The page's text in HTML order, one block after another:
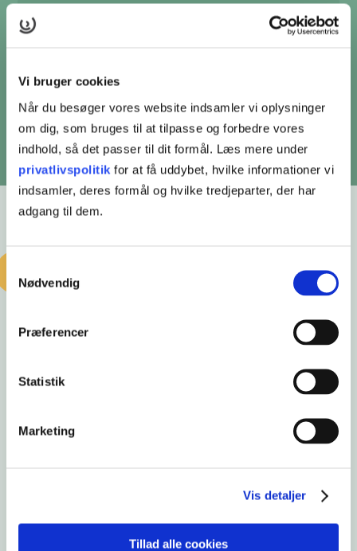
Vi bruger cookies
Når du besøger vores website indsamler vi oplysninger
om dig, som bruges til at tilpasse og forbedre vores
indhold, så det passer til dit formål. Læs mere under
privatlivspolitik for at få uddybet, hvilke informationer vi
indsamler, deres formål og hvilke tredjeparter, der har
adgang til dem.
Nødvendig
Præferencer
Statistik
Marketing
Vis detaljer
Tillad alle cookies
Salgsassistent med profil